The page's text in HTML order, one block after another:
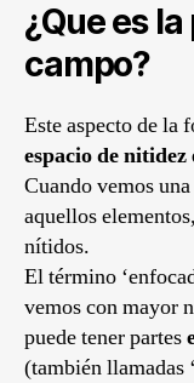
¿Que es
campo?
Este aspecto de la
espacio de nitidez
Cuando vemos
aquellos
nítidos.
El término
vemos con mayor
puede tener partes
(también llamadas